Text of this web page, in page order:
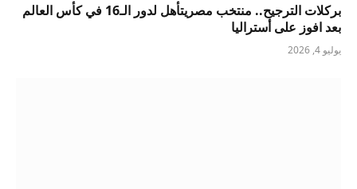
بركلات الترجيح.. منتخب مصريتأهل لدور الـ16 في كأس العالم
بعد افوز على أستراليا
يوليو 4, 2026